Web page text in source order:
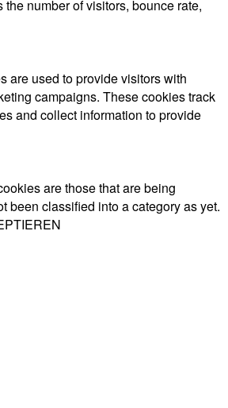
the number of visitors, bounce rate,
are used to provide visitors with
campaigns. These cookies track
and collect information to provide
are those that are being
been classified into a category as yet.